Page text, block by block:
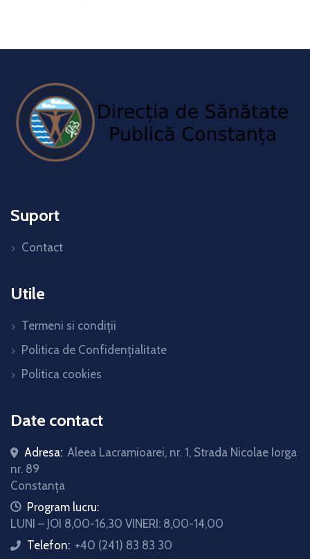
Suport
Contact
Utile
Termeni si condiții
Politica de Confidențialitate
Politica cookies
Date contact
Adresa: Aleea Lacramioarei, nr. 1, Strada Nicolae Iorga
nr. 89
Constanța
iconProgram lucru:
LUNI – JOI 8,00-16,30 VINERI: 8,00-14,00
icon
Telefon: +40 (241) 83 83 30